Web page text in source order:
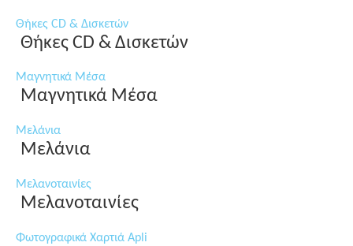
Θήκες CD & Δισκετών
Θήκες CD & Δισκετών
Μαγνητικά Μέσα
Μαγνητικά Μέσα
Μελάνια
Μελάνια
Μελανοταινίες
Μελανοταινίες
Φωτογραφικά Χαρτιά Apli